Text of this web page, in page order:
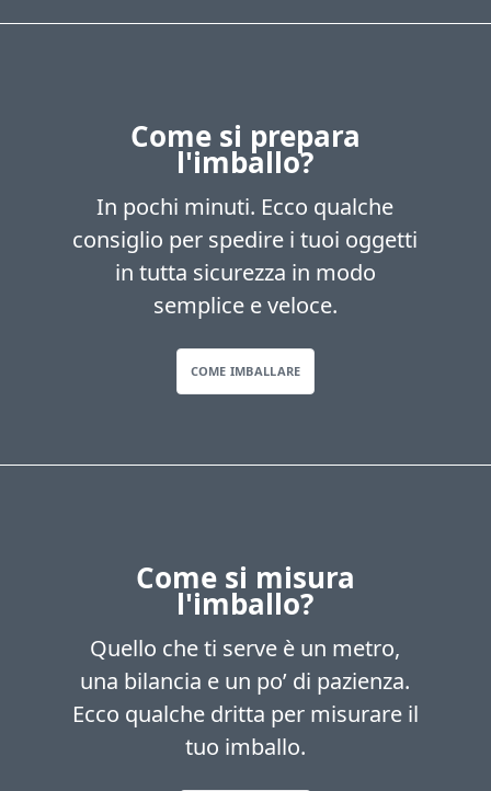
Come si prepara
l'imballo?
In pochi minuti. Ecco qualche
consiglio per spedire i tuoi oggetti
in tutta sicurezza in modo
semplice e veloce.
COME IMBALLARE
Come si misura
l'imballo?
Quello che ti serve è un metro,
una bilancia e un po’ di pazienza.
Ecco qualche dritta per misurare il
tuo imballo.